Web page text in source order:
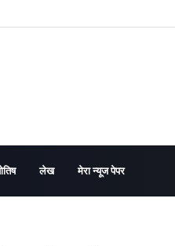
लेख मेरा न्यूज पेपर